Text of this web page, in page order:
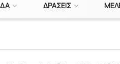
ΔΡΆΣΕΙΣ